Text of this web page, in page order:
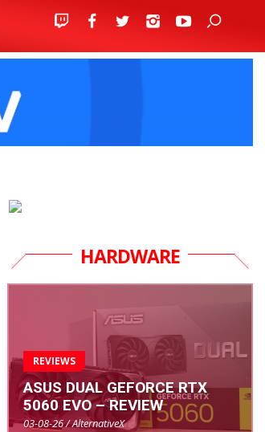
HARDWARE
REVIEWS
ASUS DUAL GEFORCE RTX
5060 EVO – REVIEW
03-08-26 / AlternativeX